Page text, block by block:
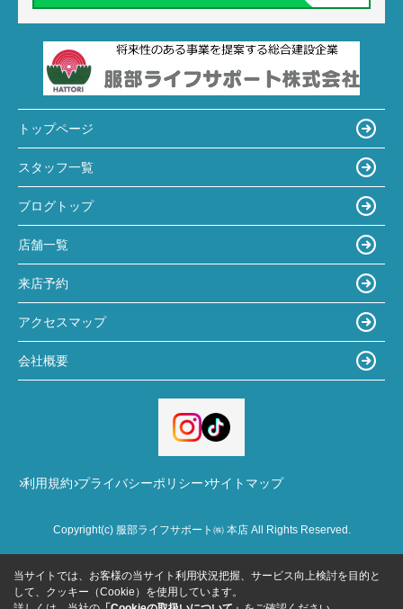
トップページ
スタッフ一覧
ブログトップ
店舗一覧
来店予約
アクセスマップ
会社概要
利用規約 プライバシーポリシー サイトマップ
Copyright(c) 服部ライフサポート㈱ 本店 All Rights Reserved.
当サイトでは、お客様の当サイト利用状況把握、サービス向上検討を目的と
して、クッキー（Cookie）を使用しています。